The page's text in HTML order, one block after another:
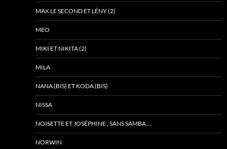
MAX LE SECOND ET LÉNY (2)
MEO
MIKI ET NIKITA (2)
MILA
NANA (BIS) ET KODA (BIS)
NISSA
NOISETTE ET JOSÉPHINE , SANS SAMBA….
NORWIN